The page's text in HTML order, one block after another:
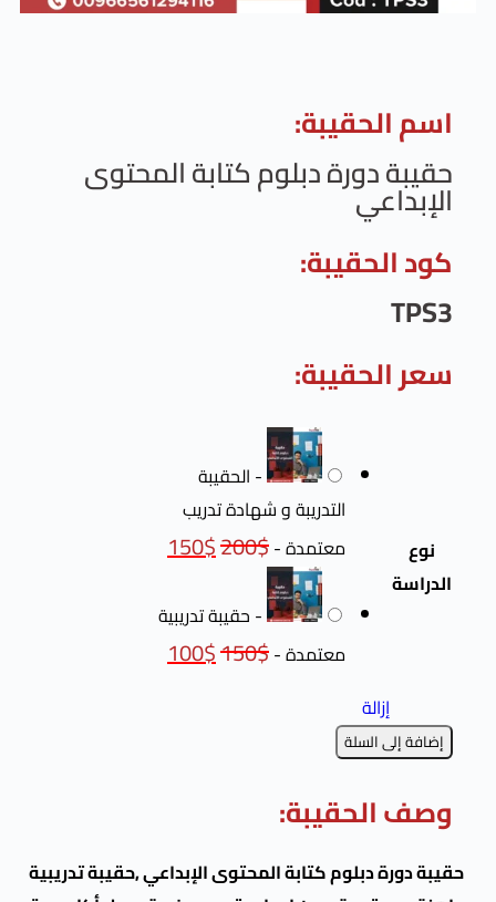
دبلوم كتابة المحتوى
-الحقيبة
التدريبة و شهادة تدريب
معتمدة
200
$
150
-حقيبة تدريبية
150
$
100
كتابة المحتوى الإبداعي ,حقيبة تدريبية